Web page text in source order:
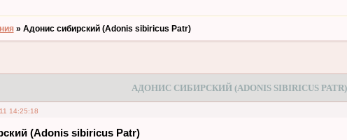
» Адонис сибирский (Adonis sibiricus Patr)
АДОНИС СИБИРСКИЙ (ADONIS SIBIRICUS PATR)
14:25:18
(Adonis sibiricus Patr)